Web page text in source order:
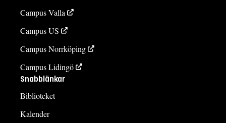
Campus Valla
Campus US
Campus Norrköping
Campus Lidingö
Snabblänkar
Biblioteket
Kalender